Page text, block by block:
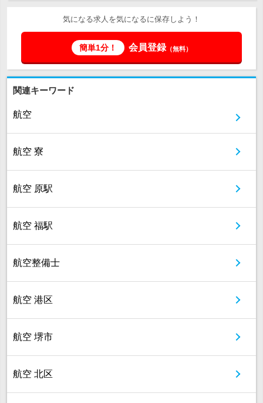
気になる求人を気になるに保存しよう！
簡単1分！ 会員登録（無料）
関連キーワード
航空
航空 寮
航空 原駅
航空 福駅
航空整備士
航空 港区
航空 堺市
航空 北区